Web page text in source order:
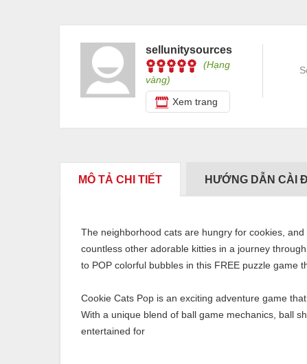
sellunitysources
(Hạng
vàng)
Xem trang
MÔ TẢ CHI TIẾT HƯỚNG DẪN CÀI
The neighborhood cats are hungry for cookies,
countless other adorable kitties in a journey
to POP colorful bubbles in this FREE puzzle game
Cookie Cats Pop is an exciting adventure game
With a unique blend of ball game mechanics, ball
entertained for